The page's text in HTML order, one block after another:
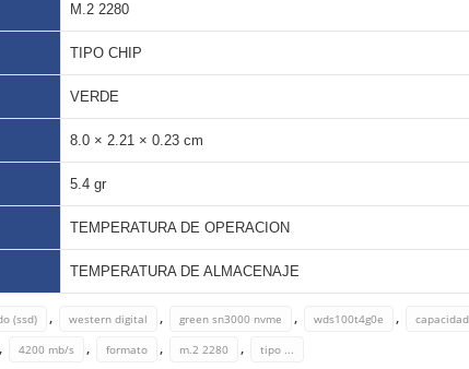
M.2 2280
TIPO CHIP
VERDE
8.0 × 2.21 × 0.23 cm
5.4 gr
TEMPERATURA DE OPERACION
TEMPERATURA DE ALMACENAJE
(ssd) , western digital , green sn3000 nvme , wds100t4g0e , capacidad
, 4200 mb/s , formato , m.2 2280 , tipo ...